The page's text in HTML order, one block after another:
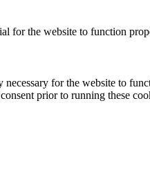
for the website to function
for the website to
prior to running these